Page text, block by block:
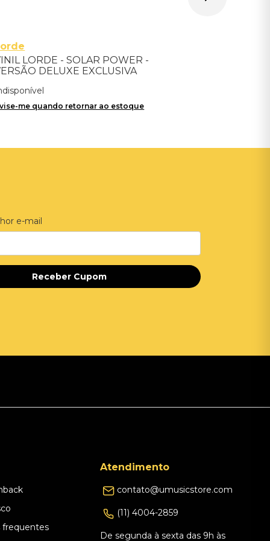
LORDE - SOLAR POWER -
DELUXE EXCLUSIVA
me quando retornar ao estoque
e-mail
Receber Cupom
frequentes
Atendimento
contato@umusicstore.com
(11) 4004-2859
De segunda à sexta das 9h às